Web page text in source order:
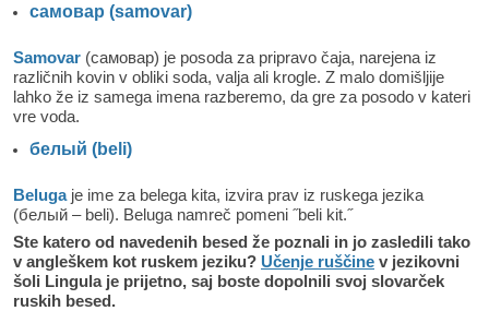
самовар (samovar)
Samovar (самовар) je posoda za pripravo čaja, narejena iz
različnih kovin v obliki soda, valja ali krogle. Z malo domišljije
lahko že iz samega imena razberemo, da gre za posodo v kateri
vre voda.
белый (beli)
Beluga je ime za belega kita, izvira prav iz ruskega jezika
(белый – beli). Beluga namreč pomeni ˝beli kit.˝
Ste katero od navedenih besed že poznali in jo zasledili tako
v angleškem kot ruskem jeziku? Učenje ruščine v jezikovni
šoli Lingula je prijetno, saj boste dopolnili svoj slovarček
ruskih besed.